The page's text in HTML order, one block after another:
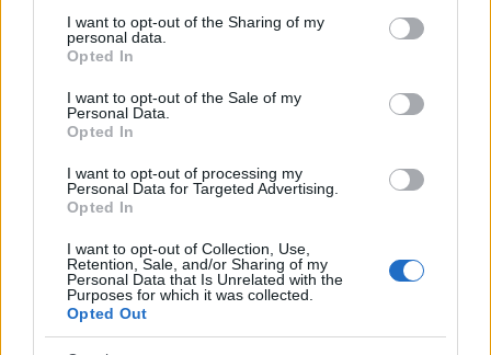
not limited to your visit or usage behaviour. You may click to
grant or deny consent to Google and its third-party tags to
use your data for below specified purposes in below Google
consent section.
I want to opt-out of the Sharing of my
personal data.
Opted In
I want to opt-out of the Sale of my
Personal Data.
Opted In
I want to opt-out of processing my
Personal Data for Targeted Advertising.
Opted In
I want to opt-out of Collection, Use,
Retention, Sale, and/or Sharing of my
Personal Data that Is Unrelated with the
Purposes for which it was collected.
Opted Out